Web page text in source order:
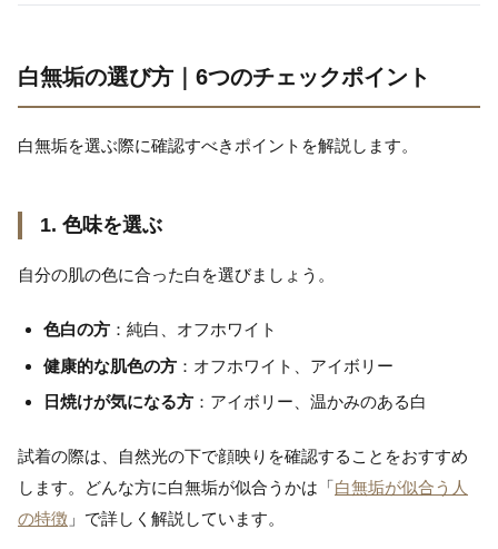
白無垢の選び方｜6つのチェックポイント
白無垢を選ぶ際に確認すべきポイントを解説します。
1. 色味を選ぶ
自分の肌の色に合った白を選びましょう。
色白の方：純白、オフホワイト
健康的な肌色の方：オフホワイト、アイボリー
日焼けが気になる方：アイボリー、温かみのある白
試着の際は、自然光の下で顔映りを確認することをおすすめ
します。どんな方に白無垢が似合うかは「白無垢が似合う人
の特徴 」で詳しく解説しています。